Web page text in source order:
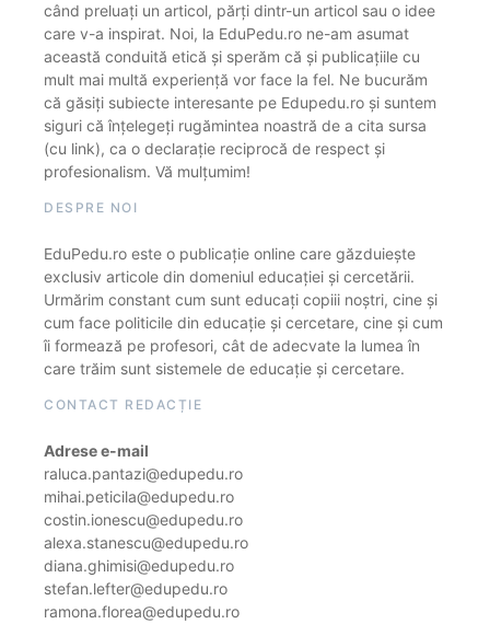
când preluați un articol, părți dintr-un articol sau o idee
care v-a inspirat. Noi, la EduPedu.ro ne-am asumat
această conduită etică și sperăm că și publicațiile cu
mult mai multă experiență vor face la fel. Ne bucurăm
că găsiți subiecte interesante pe Edupedu.ro și suntem
siguri că înțelegeți rugămintea noastră de a cita sursa
(cu link), ca o declarație reciprocă de respect și
profesionalism. Vă mulțumim!
DESPRE NOI
EduPedu.ro este o publicație online care găzduiește
exclusiv articole din domeniul educației și cercetării.
Urmărim constant cum sunt educați copiii noștri, cine și
cum face politicile din educație și cercetare, cine și cum
îi formează pe profesori, cât de adecvate la lumea în
care trăim sunt sistemele de educație și cercetare.
CONTACT REDACȚIE
Adrese e-mail
raluca.pantazi@edupedu.ro
mihai.peticila@edupedu.ro
costin.ionescu@edupedu.ro
alexa.stanescu@edupedu.ro
diana.ghimisi@edupedu.ro
stefan.lefter@edupedu.ro
ramona.florea@edupedu.ro